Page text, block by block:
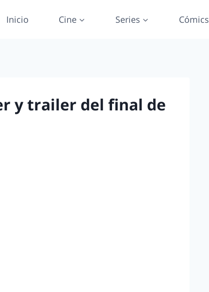
Inicio Cine Series Cómics
y trailer del final de